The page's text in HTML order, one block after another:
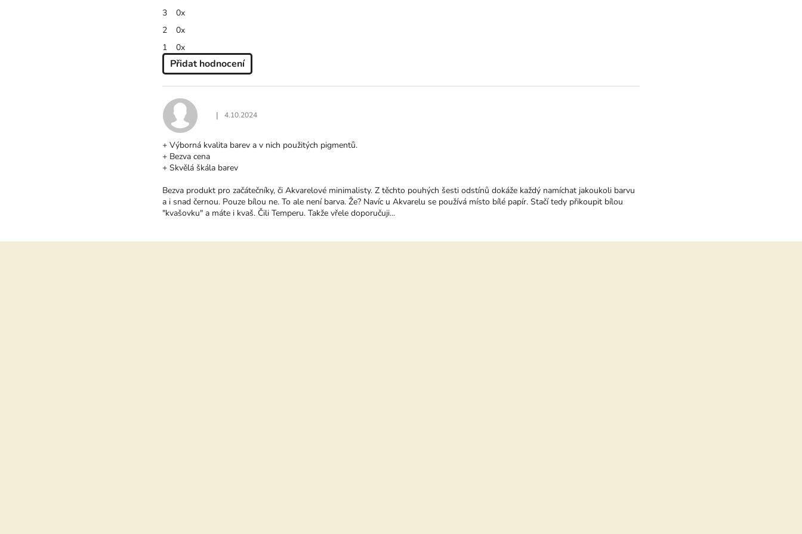
3
0x
2
0x
1
0x
Přidat hodnocení
P
I
S
O
D
O
C
E
Hodnocení produktu je 5 z 5 hvězdiček.
| 4.10.2024
+ Výborná kvalita barev a v nich použitých pigmentů.
+ Bezva cena
+ Skvělá škála barev
Bezva produkt pro začátečníky, či Akvarelové minimalisty. Z těchto pouhých šesti odstínů dokáže každý namíchat jakoukoli barvu
a i snad černou. Pouze bílou ne. To ale není barva. Že? Navíc u Akvarelu se používá místo bílé papír. Stačí tedy přikoupit bílou
"kvašovku" a máte i kvaš. Čili Temperu. Takže vřele doporučuji...